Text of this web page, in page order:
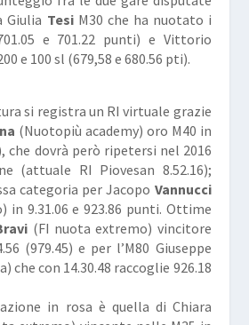
Giulia TesiM30 che ha nuotato i
e 701.22 punti) e Vittorio
e 100 sl (679,58 e 680.56 pti).
si registra un RI virtuale grazie
(Nuotopiù academy) oro M40 in
che dovrà però ripetersi nel 2016
(attuale RI Piovesan 8.52.16);
categoria per Jacopo Vannucci
in 9.31.06 e 923.86 punti. Ottime
(FI nuota extremo) vincitore
(979.45) e per l’M80 Giuseppe
che con 14.30.48 raccoglie 926.18
in rosa è quella di Chiara